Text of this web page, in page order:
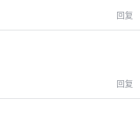
回复
回复